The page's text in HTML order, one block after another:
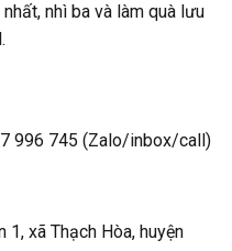
nhì ba và làm quà lưu
996 745 (Zalo/inbox/call)
1, xã Thạch Hòa, huyện